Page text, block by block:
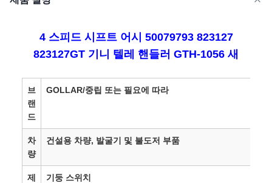
4 스피드 시프트 어시 50079793 823127
823127GT 기니 텔레 핸들러 GTH-1056 새
브
랜
드
GOLLAR/중립 또는 필요에 따라
차
량
건설용 차량, 발굴기 및 불도저 부품
제
기둥 스위치